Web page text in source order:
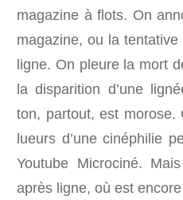
magazine à flots. On
magazine, ou la
ligne. On pleure la mort
la disparition d’une
ton, partout, est morose.
lueurs d’une cinéphilie
Youtube Microciné.
après ligne, où est encore